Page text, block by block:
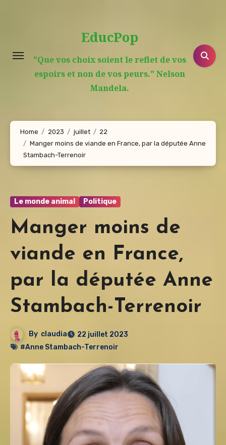
EducPop
"Que vos choix soient le reflet de vos
espoirs et non de vos peurs." Nelson
Mandela.
Home 2023 juillet
22
Manger moins de viande en France, par la députée Anne
Stambach-Terrenoir
Le monde animal Politique
Manger moins de
viande en France,
par la députée Anne
Stambach-Terrenoir
By claudia
22 juillet 2023
#Anne Stambach-Terrenoir